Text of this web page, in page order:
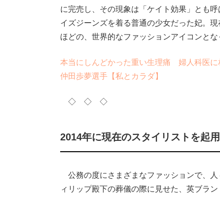
に完売し、その現象は「ケイト効果」とも
イズジーンズを着る普通の少女だった妃。
ほどの、世界的なファッションアイコンと
本当にしんどかった重い生理痛 婦人科医
仲田歩夢選手【私とカラダ】
◇ ◇ ◇
2014年に現在のスタイリストを起
公務の度にさまざまなファッションで、
ィリップ殿下の葬儀の際に見せた、英ブラ